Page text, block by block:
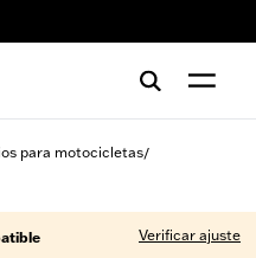
para motocicletas/
Verificar ajuste